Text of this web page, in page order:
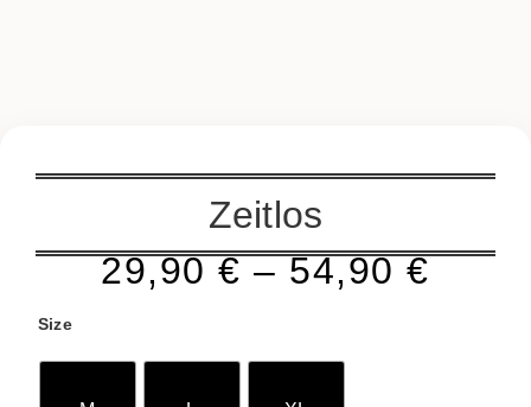
Zeitlos
29,90€–54,90€
Size